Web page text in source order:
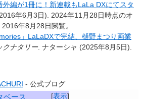
外編が1冊に！新連載もLaLa DXにてスタ
年6月3日). 2024年11月28日時点のオ
2016年8月28日閲覧。
」LaLaDXで完結、樋野まつり画業
クナタリー. ナターシャ (2025年8月5日).
- 公式ブログ
[表示]
ベース